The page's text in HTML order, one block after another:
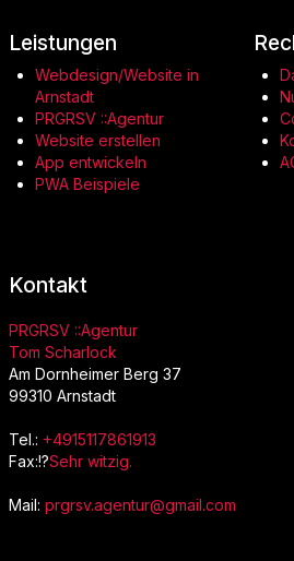
Leistungen
Webdesign/Website in
Arnstadt
PRGRSV ::Agentur
Website erstellen
App entwickeln
PWA Beispiele
Kontakt
PRGRSV ::Agentur
Tom Scharlock
Am Dornheimer Berg 37
99310 Arnstadt
Tel.: +4915117861913
Fax:!?Sehr witzig.
Mail: prgrsv.agentur@gmail.com